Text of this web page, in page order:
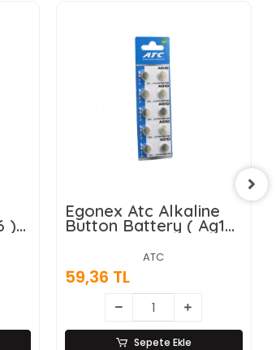
) (
)
Egonex Atc Alkaline
Button Battery ( Ag10
) ( Lr-1130/389/189 ) (
Düğme Pil ) ( Alkalin )
( 1.5v ) ( 10lu Kart
)*400
ATC
59,36 TL
Sepete Ekle